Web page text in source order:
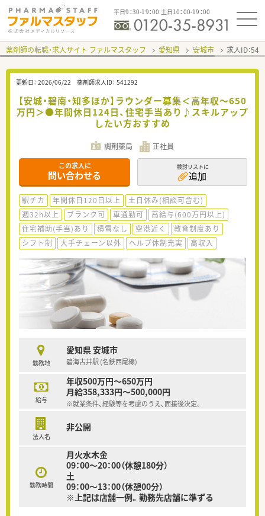
平日9：30-19：00 土日10：00-19：00
薬剤師の転職・求人サイト ファルマスタッフ 愛知県 安城市 求人ID：
更新日： 2026/06/22 薬剤師求人ID： 541292
【安城・碧南・知多ほか】ラウンダー募集＜高年収～650
万円＞●年間休日124日、住宅手当あり♪スキルアップ
したい方おすすめ
調剤薬局 正社員
この求人に
問い合わせる
検討リストに
追加
駅チカ 年間休日120日以上
土日休み(相談可含む)
週32h以上
ブランク可 車通勤可
高給与(600万円以上)
住宅補助(手当)あり
積雪なし 空港近く
教育制度あり
シフト制
大手チェーン以外 ヘルプ体制充実 高収入
勤務地
愛知県 安城市
碧海古井駅 (名鉄西尾線)
給与
年収500万円～650万円
月給358,333円～500,000円
※就業条件、経験等を考慮のうえ、面接後決定。
法人名
非公開
勤務時間
月火水木金
09：00～20：00（休憩180分）
土
09：00～13：00（休憩00分）
※上記は店舗一例。勤務先店舗に準ずる